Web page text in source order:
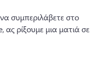
συμπεριλάβετε στο
ας ρίξουμε μια ματιά σε